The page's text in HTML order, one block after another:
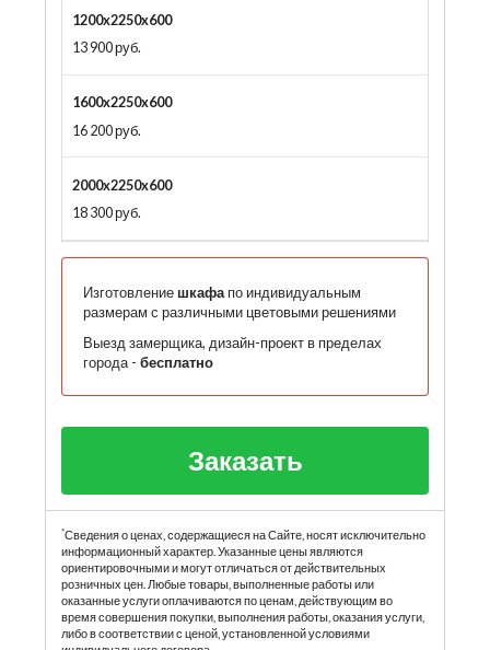
1200x2250x600
13 900 руб.
1600x2250x600
16 200 руб.
2000x2250x600
18 300 руб.
Изготовление шкафапо индивидуальным
размерам с различными цветовыми решениями
Выезд замерщика, дизайн-проект в пределах
города - бесплатно
Заказать
*Сведения о ценах, содержащиеся на Сайте, носят исключительно
информационный характер. Указанные цены являются
ориентировочными и могут отличаться от действительных
розничных цен. Любые товары, выполненные работы или
оказанные услуги оплачиваются по ценам, действующим во
время совершения покупки, выполнения работы, оказания услуги,
либо в соответствии с ценой, установленной условиями